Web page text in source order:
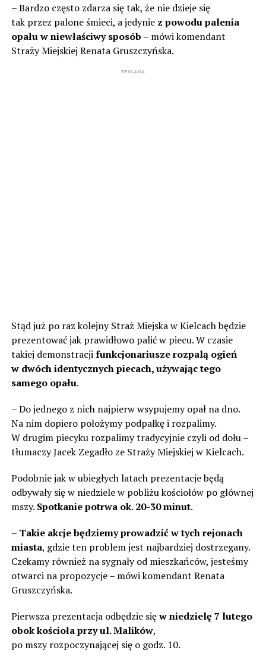
– Bardzo często zdarza się tak, że nie dzieje się
tak przez palone śmieci, a jedynie z powodu palenia
opału w niewłaściwy sposób – mówi komendant
Straży Miejskiej Renata Gruszczyńska.
Stąd już po raz kolejny Straż Miejska w Kielcach będzie
prezentować jak prawidłowo palić w piecu. W czasie
takiej demonstracjifunkcjonariusze rozpalą ogień
w dwóch identycznych piecach, używając tego
samego opału.
– Do jednego z nich najpierw wsypujemy opał na dno.
Na nim dopiero położymy podpałkę i rozpalimy.
W drugim piecyku rozpalimy tradycyjnie czyli od dołu –
tłumaczy Jacek Zegadło ze Straży Miejskiej w Kielcach.
Podobnie jak w ubiegłych latach prezentacje będą
odbywały się w niedziele w pobliżu kościołów po głównej
mszy. Spotkanie potrwa ok. 20-30 minut.
– Takie akcje będziemy prowadzić w tych rejonach
miasta, gdzie ten problem jest najbardziej dostrzegany.
Czekamy również na sygnały od mieszkańców, jesteśmy
otwarci na propozycje – mówi komendant Renata
Gruszczyńska.
Pierwsza prezentacja odbędzie sięw niedzielę 7 lutego
obok kościoła przy ul. Malików,
po mszy rozpoczynającej się o godz. 10.